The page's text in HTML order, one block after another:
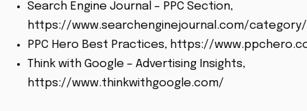
Search Engine Journal – PPC Section,
https://www.searchenginejournal.com/
PPC Hero Best Practices, https://
Think with Google – Advertising Insights,
https://www.thinkwithgoogle.com/